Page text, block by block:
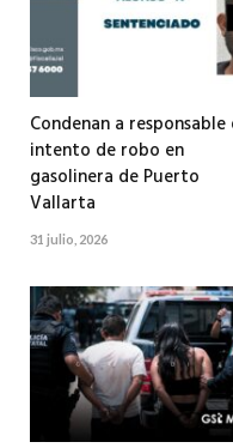
Condenan a responsable
intento de robo en
gasolinera de Puerto
Vallarta
31 julio, 2026